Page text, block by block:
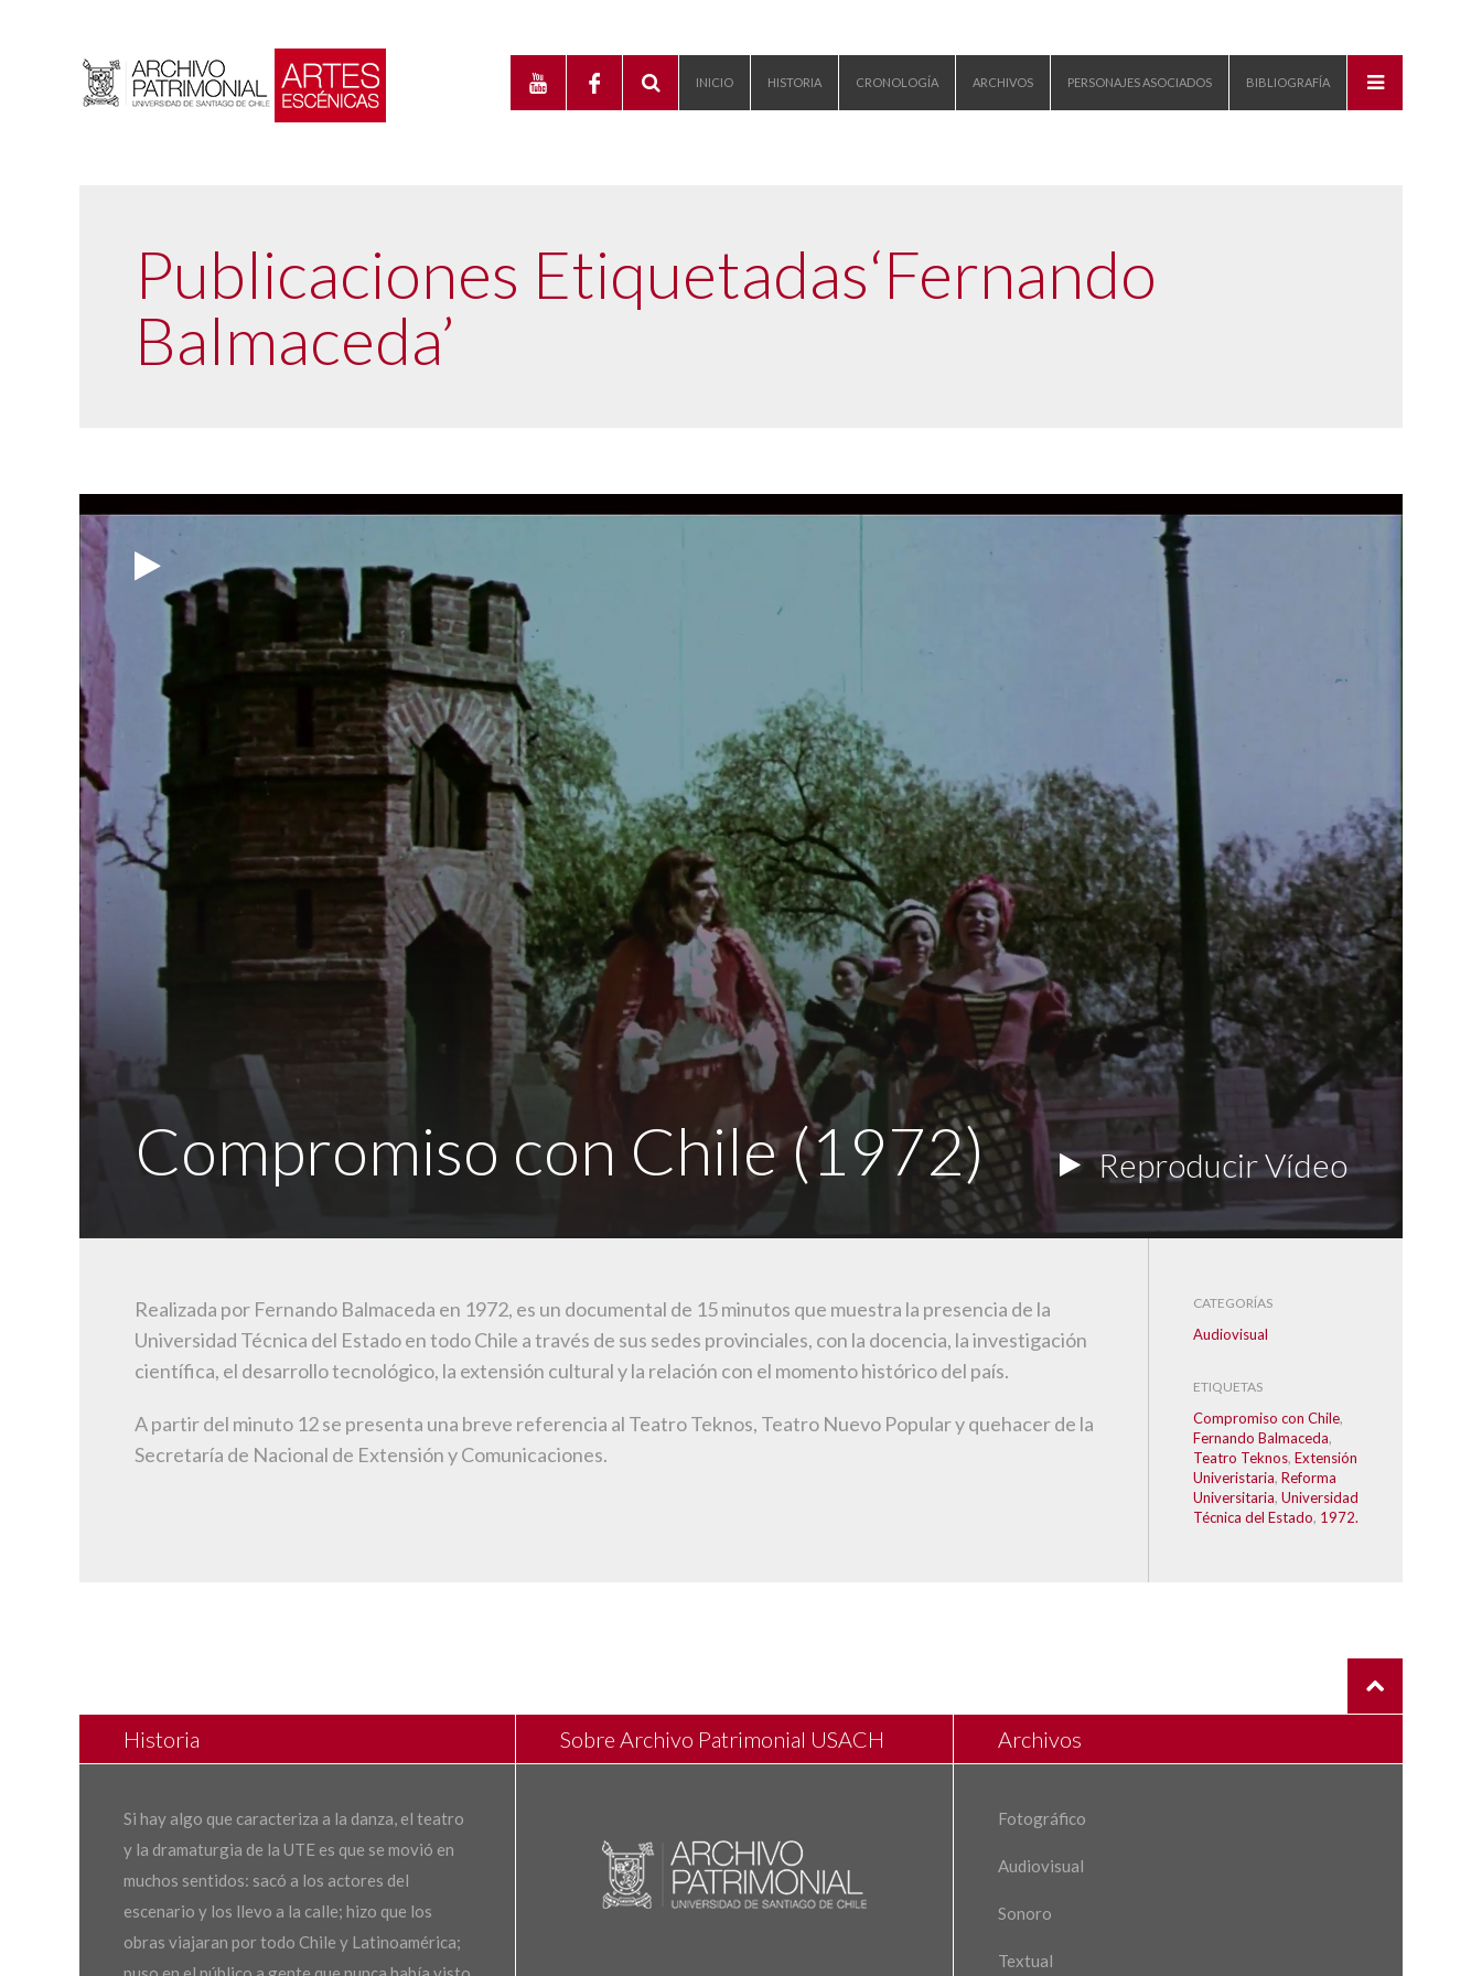
INICIO HISTORIA CRONOLOGÍA ARCHIVOS PERSONAJES ASOCIADOS BIBLIOGRAFÍA
Publicaciones Etiquetadas‘Fernando
Balmaceda’
Compromiso con Chile (1972) Reproducir Vídeo
CATEGORÍAS
Audiovisual
ETIQUETAS
Compromiso con Chile,
Fernando Balmaceda,
Teatro Teknos, Extensión
Univeristaria, Reforma
Universitaria, Universidad
Técnica del Estado, 1972.
Realizada por Fernando Balmaceda en 1972, es un documental de 15 minutos que muestra la presencia de la
Universidad Técnica del Estado en todo Chile a través de sus sedes provinciales, con la docencia, la investigación
científica, el desarrollo tecnológico, la extensión cultural y la relación con el momento histórico del país.
A partir del minuto 12 se presenta una breve referencia al Teatro Teknos, Teatro Nuevo Popular y quehacer de la
Secretaría de Nacional de Extensión y Comunicaciones.
Historia
Si hay algo que caracteriza a la danza, el teatro
y la dramaturgia de la UTE es que se movió en
muchos sentidos: sacó a los actores del
escenario y los llevo a la calle; hizo que los
obras viajaran por todo Chile y Latinoamérica;
Sobre Archivo Patrimonial USACH Archivos
Fotográfico
Audiovisual
Sonoro
Textual